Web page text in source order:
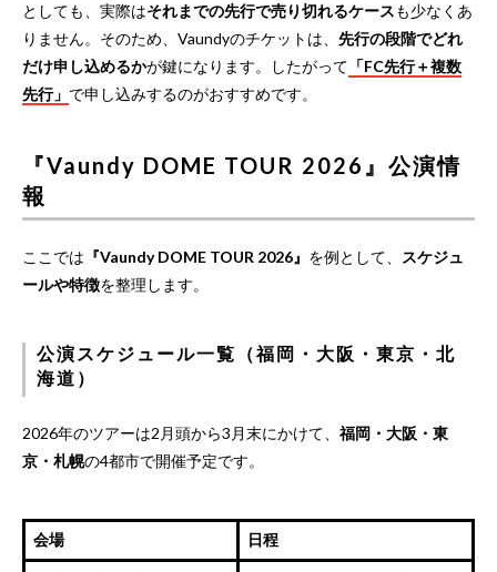
としても、実際はそれまでの先行で売り切れるケースも少なくあ
りません。そのため、Vaundyのチケットは、 先行の段階でどれ
だけ申し込めるかが鍵になります。したがって 「FC先行＋複数
先行」 で申し込みするのがおすすめです。
『Vaundy DOME TOUR 2026』公演情
報
ここでは 『Vaundy DOME TOUR 2026』 を例として、
スケジュ
ールや特徴を整理します。
公演スケジュール一覧（福岡・大阪・東京・北
海道）
2026年のツアーは2月頭から3月末にかけて、 福岡・大阪・東
京・札幌の4都市で開催予定です。
会場 日程